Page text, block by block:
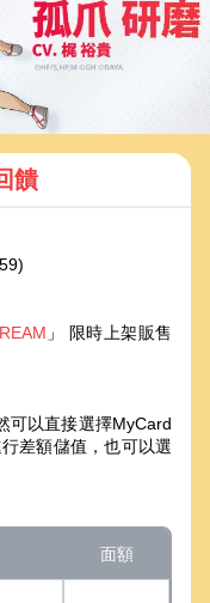
饋
」 限時上架販售
可以直接選擇MyCard
差額儲值，也可以選
面額